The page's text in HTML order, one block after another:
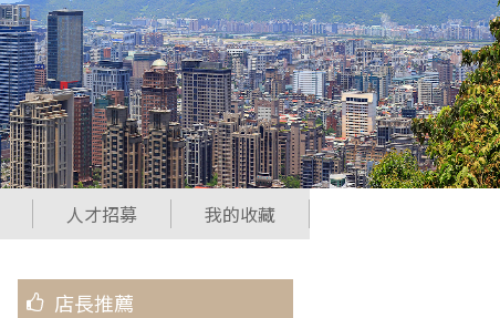
人才招募 我的收藏
店長推薦